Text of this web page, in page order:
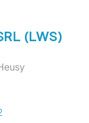
(LWS)